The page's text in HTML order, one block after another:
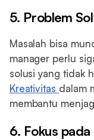
5. Problem
Masalah bisa
manager perlu
solusi yang tidak
Kreativitas dalam
membantu
6. Fokus